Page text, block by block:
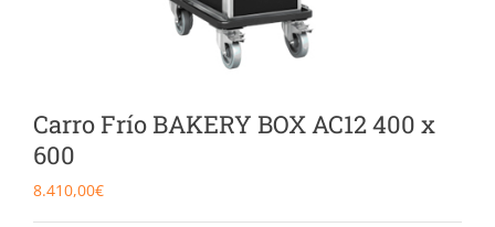
91 629 17 10
Carro Frío BAKERY BOX AC12 400 x
600
8.410,00€